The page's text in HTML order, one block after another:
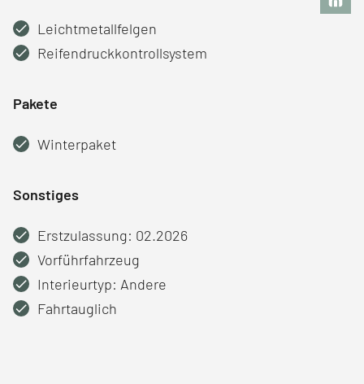
Leichtmetallfelgen
Reifendruckkontrollsystem
Pakete
Winterpaket
Sonstiges
Erstzulassung: 02.2026
Vorführfahrzeug
Interieurtyp: Andere
Fahrtauglich